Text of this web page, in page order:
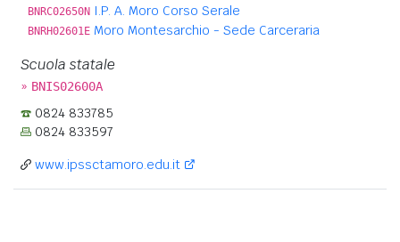
BNRC02650N I.P. A. Moro Corso Serale
BNRH02601E Moro Montesarchio - Sede Carceraria
Scuola statale
» BNIS02600A
0824 833785
0824 833597
www.ipssctamoro.edu.it